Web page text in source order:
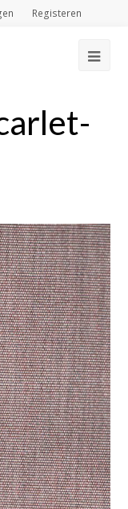
Registeren